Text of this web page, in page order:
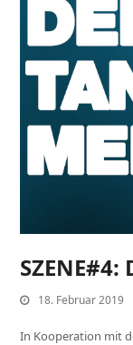
18. Februar 2019
In Kooperation mit